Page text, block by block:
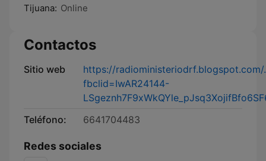
Tijuana: Online
Contactos
Sitio web
https://radioministeriodrf.blogspot.com/
fbclid=IwAR24144-
Teléfono:
6641704483
Redes sociales